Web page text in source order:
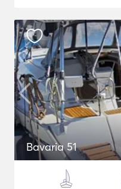
Bavaria 51